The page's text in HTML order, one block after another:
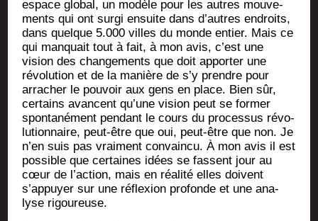
espace glo­bal, un modèle pour les autres mou­ve­
ments qui ont sur­gi ensuite dans d’autres endroits,
dans quelque 5.000 villes du monde entier. Mais ce
qui man­quait tout à fait, à mon avis, c’est une
vision des chan­ge­ments que doit appor­ter une
révo­lu­tion et de la manière de s’y prendre pour
arra­cher le pou­voir aux gens en place. Bien sûr,
cer­tains avancent qu’une vision peut se for­mer
spon­ta­né­ment pen­dant le cours du pro­ces­sus révo­
lu­tion­naire, peut-être que oui, peut-être que non. Je
n’en suis pas vrai­ment convain­cu. À mon avis il est
pos­sible que cer­taines idées se fassent jour au
cœur de l’action, mais en réa­li­té elles doivent
s’appuyer sur une réflexion pro­fonde et une ana­
lyse rigoureuse.